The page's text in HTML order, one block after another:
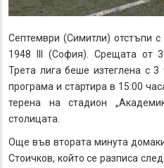
Септември (Симитли) отстъпи с
1948 III (София). Срещата от
Трета лига беше изтеглена с
програма и стартира в 15:00
терена на стадион
столицата.
Още във втората минута
Стоичков, който се разписа